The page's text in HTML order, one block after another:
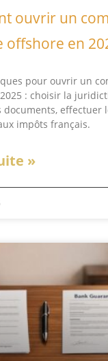
ouvrir un
offshore en
pour ouvrir un
: choisir la
documents, effectuer
impôts français.
»